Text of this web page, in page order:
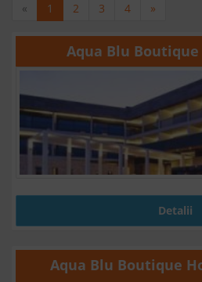
« 1 2 3 4 »
Aqua Blu Boutique
Detalii
Aqua Blu Boutique